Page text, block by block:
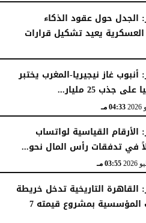
حول عقود الذكاء
يعيد تشكيل قرارات
غاز نيجيريا-المغرب يختبر
جذب 25 مليار...
04:33 مـ
القياسية لواتساب
في تدفقات رأس المال نحو...
03:55 مـ
التاريخية تدخل خريطة
الاستثمارات المؤسسية بمشروع قيمته 7